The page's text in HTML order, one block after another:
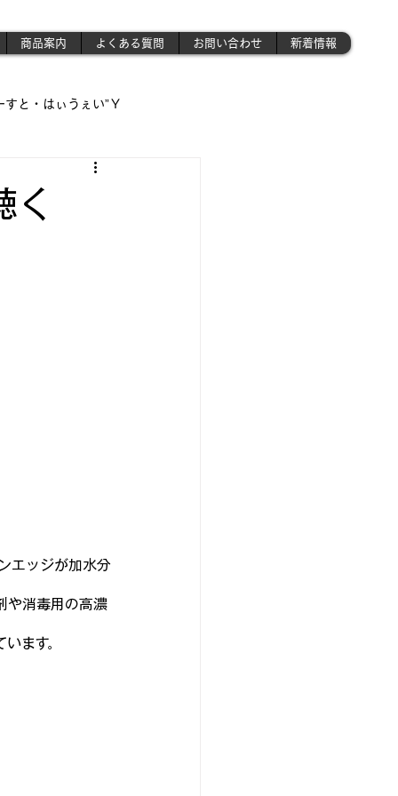
商品案内 よくある質問 お問い合わせ 新着情報
すと・はぃうぇい”Ｙ
く
エッジが加水分
や消毒用の高濃
ます。